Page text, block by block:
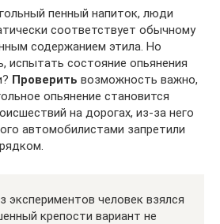
пенный напиток, люди
соответствует обычному
содержанием этила. Но
испытать состояние опьянения
Проверить возможность важно,
опьянение становится
на дорогах, из-за него
автомобилистами запретили
экспериментов человек взялся
крепости вариант не